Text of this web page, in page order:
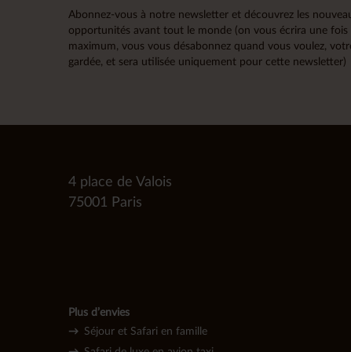
Abonnez-vous à notre newsletter et découvrez les
opportunités avant tout le monde (on vous écrira une fois
maximum, vous vous désabonnez quand vous voulez,
gardée, et sera utilisée uniquement pour cette newsletter)
4 place de Valois
75001 Paris
Plus d’envies
→ Séjour et Safari en famille